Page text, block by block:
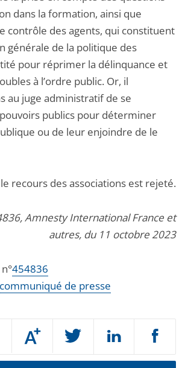
Augmenter
ou
la
dans la formation, ainsi que
contrôle des agents, qui constituent
générale de la politique des
pour réprimer la délinquance et
à l’ordre public. Or, il
au juge administratif de se
publics pour déterminer
ou de leur enjoindre de le
recours des associations est rejeté.
Amnesty International France et
autres, du 11 octobre 2023
454836
communiqué de presse